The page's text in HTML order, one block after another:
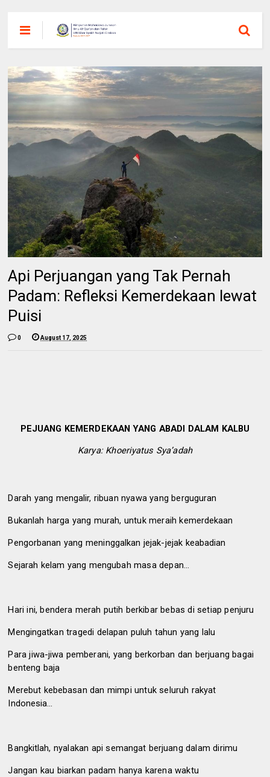
Api Perjuangan yang Tak Pernah
Padam: Refleksi Kemerdekaan lewat
Puisi
0 August 17, 2025
PEJUANG KEMERDEKAAN YANG ABADI DALAM KALBU
Karya: Khoeriyatus Sya’adah
Darah yang mengalir, ribuan nyawa yang berguguran
Bukanlah harga yang murah, untuk meraih kemerdekaan
Pengorbanan yang meninggalkan jejak-jejak keabadian
Sejarah kelam yang mengubah masa depan…
Hari ini, bendera merah putih berkibar bebas di setiap penjuru
Mengingatkan tragedi delapan puluh tahun yang lalu
Para jiwa-jiwa pemberani, yang berkorban dan berjuang bagai
benteng baja
Merebut kebebasan dan mimpi untuk seluruh rakyat
Indonesia…
Bangkitlah, nyalakan api semangat berjuang dalam dirimu
Jangan kau biarkan padam hanya karena waktu